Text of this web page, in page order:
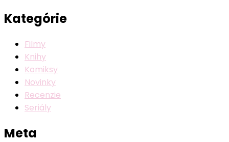
Kategórie
Filmy
Knihy
Komiksy
Novinky
Recenzie
Seriály
Meta